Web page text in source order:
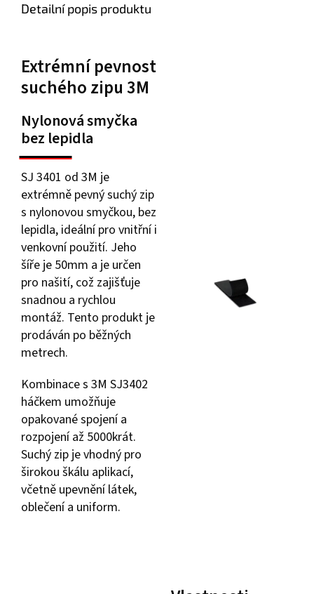
Detailní popis produktu
Extrémní pevnost
suchého zipu 3M
Nylonová smyčka
bez lepidla
SJ 3401 od 3M je
extrémně pevný suchý zip
s nylonovou smyčkou, bez
lepidla, ideální pro vnitřní i
venkovní použití. Jeho
šíře je 50mm a je určen
pro našití, což zajišťuje
snadnou a rychlou
montáž. Tento produkt je
prodáván po běžných
metrech.
Kombinace s 3M SJ3402
háčkem umožňuje
opakované spojení a
rozpojení až 5000krát.
Suchý zip je vhodný pro
širokou škálu aplikací,
včetně upevnění látek,
oblečení a uniform.